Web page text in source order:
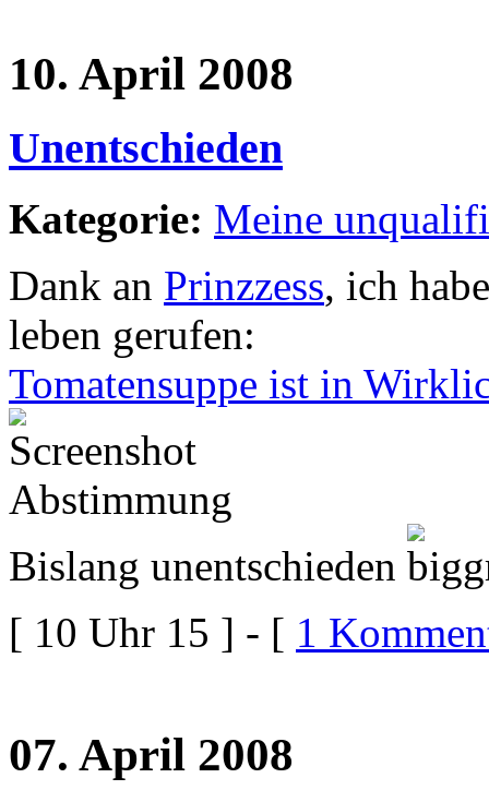
10. April 2008
Unentschieden
Kategorie: Meine
Dank an Prinzzess, ich
leben gerufen:
Tomatensuppe ist in
Bislang unentschieden
[ 10 Uhr 15 ] - [ 1
07. April 2008